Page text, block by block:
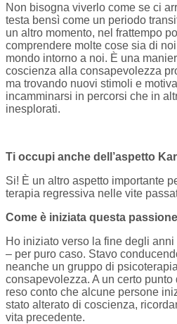
Non bisogna viverlo come se ci
testa bensì come un periodo
un altro momento, nel frattempo
comprendere molte cose sia di
mondo intorno a noi. È una
coscienza alla consapevolezza
ma trovando nuovi stimoli e
incamminarsi in percorsi che in
inesplorati.
Ti occupi anche dell’aspetto
Si! È un altro aspetto importante
terapia regressiva nelle vite
Come è iniziata questa
Ho iniziato verso la fine degli anni
– per puro caso. Stavo
neanche un gruppo di
consapevolezza. A un certo
reso conto che alcune persone
stato alterato di coscienza,
vita precedente.